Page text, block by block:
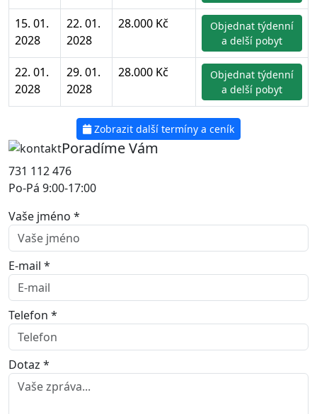
15. 01.
2028
22. 01.
2028
28.000 Kč
Objednat týdenní
a delší pobyt
22. 01.
2028
29. 01.
2028
28.000 Kč
Objednat týdenní
a delší pobyt
Zobrazit další termíny a ceník
Poradíme Vám
731 112 476
Po-Pá 9:00-17:00
Vaše jméno *
E-mail *
Telefon *
Dotaz *